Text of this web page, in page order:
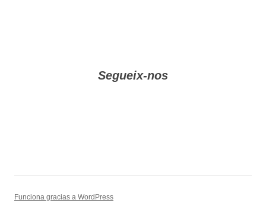
Segueix-nos
Funciona gracias a WordPress